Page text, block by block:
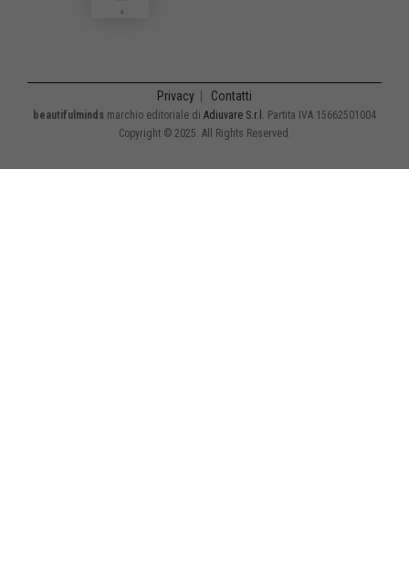
Privacy Contatti
beautifulminds marchio editoriale di Adiuvare S.r.l. Partita IVA 15662501004
Copyright © 2025. All Rights Reserved.